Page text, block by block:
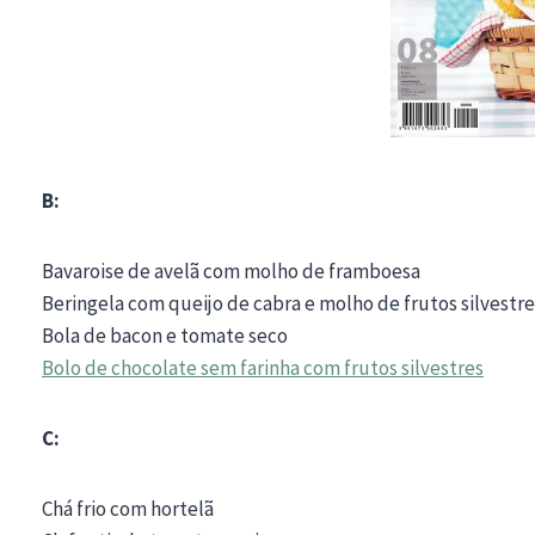
B:
Bavaroise de avelã com molho de framboesa
Beringela com queijo de cabra e molho de frutos
Bola de bacon e tomate seco
Bolo de chocolate sem farinha com frutos silvestres
C:
Chá frio com hortelã